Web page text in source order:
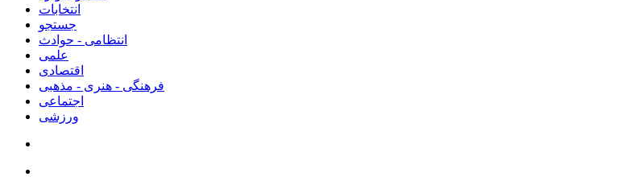
انتخابات
جستجو
انتظامی - حوادث
علمی
اقتصادی
فرهنگی - هنری - مذهبی
اجتماعی
ورزشی